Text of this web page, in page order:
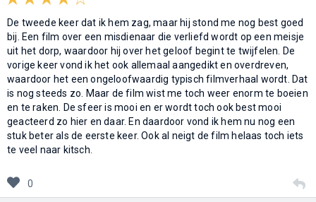
De tweede keer dat ik hem zag, maar hij stond me nog best goed
bij. Een film over een misdienaar die verliefd wordt op een meisje
uit het dorp, waardoor hij over het geloof begint te twijfelen. De
vorige keer vond ik het ook allemaal aangedikt en overdreven,
waardoor het een ongeloofwaardig typisch filmverhaal wordt. Dat
is nog steeds zo. Maar de film wist me toch weer enorm te boeien
en te raken. De sfeer is mooi en er wordt toch ook best mooi
geacteerd zo hier en daar. En daardoor vond ik hem nu nog een
stuk beter als de eerste keer. Ook al neigt de film helaas toch iets
te veel naar kitsch.
0